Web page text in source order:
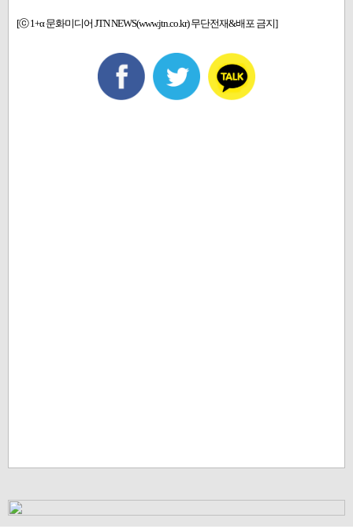
[ⓒ 1+α 문화미디어 JTN NEWS(www.jtn.co.kr) 무단전재&배포 금지]